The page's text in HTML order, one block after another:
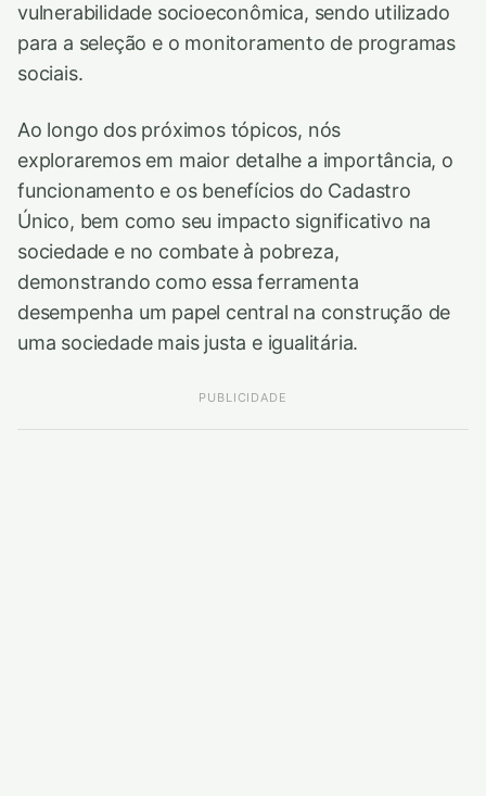
vulnerabilidade socioeconômica, sendo utilizado
para a seleção e o monitoramento de programas
sociais.
Ao longo dos próximos tópicos, nós
exploraremos em maior detalhe a importância, o
funcionamento e os benefícios do Cadastro
Único, bem como seu impacto significativo na
sociedade e no combate à pobreza,
demonstrando como essa ferramenta
desempenha um papel central na construção de
uma sociedade mais justa e igualitária.
PUBLICIDADE